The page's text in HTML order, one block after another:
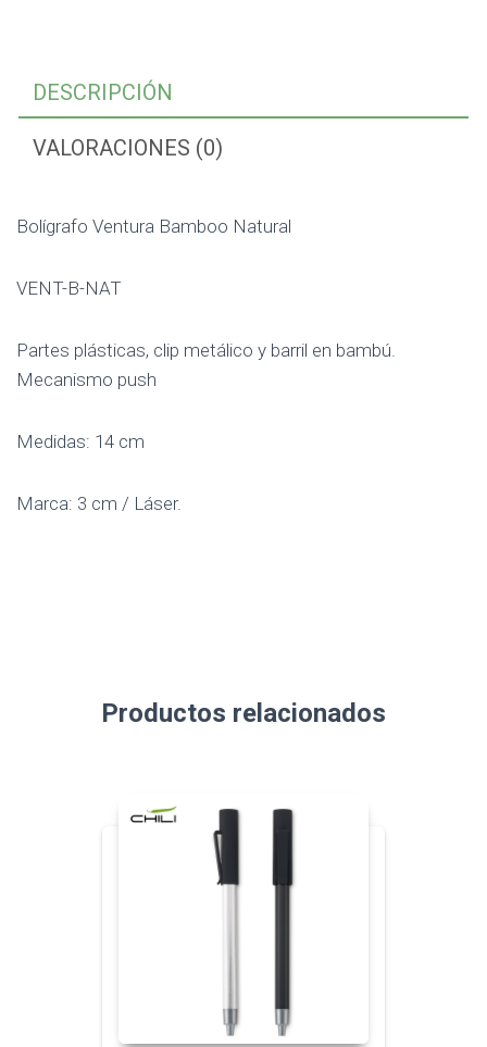
DESCRIPCIÓN
VALORACIONES (0)
Bolígrafo Ventura Bamboo Natural
VENT-B-NAT
Partes plásticas, clip metálico y barril en bambú.
Mecanismo push
Medidas: 14 cm
Marca: 3 cm / Láser.
Productos relacionados